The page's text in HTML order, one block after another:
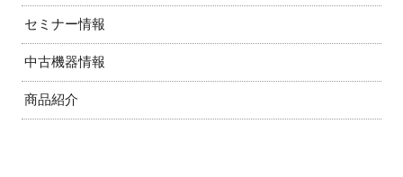
セミナー情報
中古機器情報
商品紹介